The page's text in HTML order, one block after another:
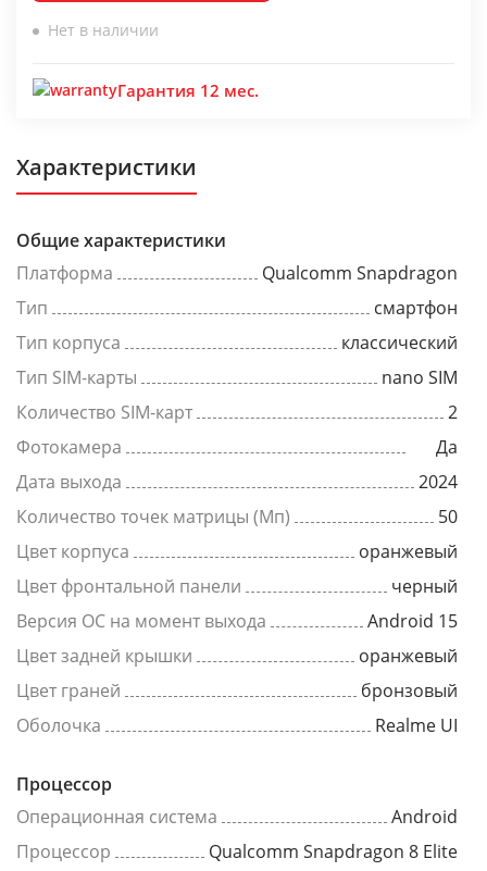
Нет в наличии
Гарантия 12 мес.
Характеристики
Общие характеристики
Платформа
Qualcomm Snapdragon
Тип
смартфон
Тип корпуса
классический
Тип SIM-карты
nano SIM
Количество SIM-карт
2
Фотокамера
Да
Дата выхода
2024
Количество точек матрицы (Мп)
50
Цвет корпуса
оранжевый
Цвет фронтальной панели
черный
Версия ОС на момент выхода
Android 15
Цвет задней крышки
оранжевый
Цвет граней
бронзовый
Оболочка
Realme UI
Процессор
Операционная система
Android
Процессор
Qualcomm Snapdragon 8 Elite